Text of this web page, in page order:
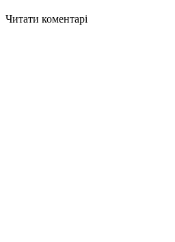
Читати коментарі